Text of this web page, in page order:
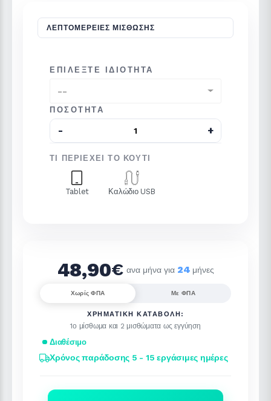
ΛΕΠΤΟΜΈΡΕΙΕΣ ΜΊΣΘΩΣΗΣ
ΕΠΙΛΈΞΤΕ ΙΔΙΌΤΗΤΑ
--
ΠΟΣΌΤΗΤΑ
ΤΙ ΠΕΡΙΈΧΕΙ ΤΟ ΚΟΥΤΊ
Tablet Καλώδιο USB
48,90€ ανα μήνα για 24 μήνες
Χωρίς ΦΠΑ Με ΦΠΑ
ΧΡΗΜΑΤΙΚΉ ΚΑΤΑΒΟΛΉ:
1ο μίσθωμα και 2 μισθώματα ως εγγύηση
Διαθέσιμο
Χρόνος παράδοσης 5 - 15 εργάσιμες ημέρες